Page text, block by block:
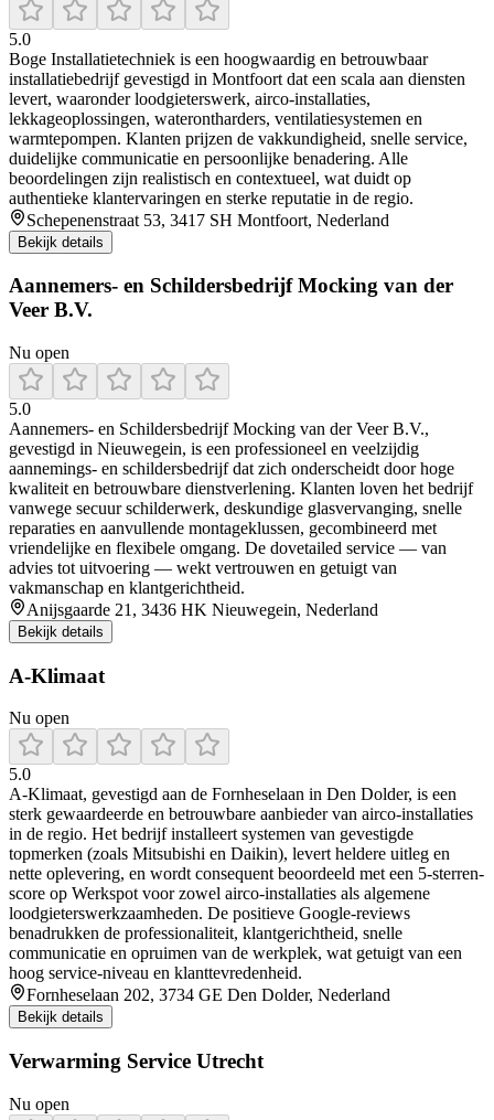
5.0
Boge Installatietechniek is een hoogwaardig en betrouwbaar
installatiebedrijf gevestigd in Montfoort dat een scala aan diensten
levert, waaronder loodgieterswerk, airco‑installaties,
lekkageoplossingen, waterontharders, ventilatiesystemen en
warmtepompen. Klanten prijzen de vakkundigheid, snelle service,
duidelijke communicatie en persoonlijke benadering. Alle
beoordelingen zijn realistisch en contextueel, wat duidt op
authentieke klantervaringen en sterke reputatie in de regio.
Schepenenstraat 53, 3417 SH Montfoort, Nederland
Bekijk details
Aannemers- en Schildersbedrijf Mocking van der
Veer B.V.
Nu open
5.0
Aannemers‑ en Schildersbedrijf Mocking van der Veer B.V.,
gevestigd in Nieuwegein, is een professioneel en veelzijdig
aannemings‑ en schildersbedrijf dat zich onderscheidt door hoge
kwaliteit en betrouwbare dienstverlening. Klanten loven het bedrijf
vanwege secuur schilderwerk, deskundige glasvervanging, snelle
reparaties en aanvullende montageklussen, gecombineerd met
vriendelijke en flexibele omgang. De dovetailed service — van
advies tot uitvoering — wekt vertrouwen en getuigt van
vakmanschap en klantgerichtheid.
Anijsgaarde 21, 3436 HK Nieuwegein, Nederland
Bekijk details
A-Klimaat
Nu open
5.0
A‑Klimaat, gevestigd aan de Fornheselaan in Den Dolder, is een
sterk gewaardeerde en betrouwbare aanbieder van airco-installaties
in de regio. Het bedrijf installeert systemen van gevestigde
topmerken (zoals Mitsubishi en Daikin), levert heldere uitleg en
nette oplevering, en wordt consequent beoordeeld met een 5‑sterren-
score op Werkspot voor zowel airco-installaties als algemene
loodgieterswerkzaamheden. De positieve Google‑reviews
benadrukken de professionaliteit, klantgerichtheid, snelle
communicatie en opruimen van de werkplek, wat getuigt van een
hoog service‑niveau en klanttevredenheid.
Fornheselaan 202, 3734 GE Den Dolder, Nederland
Bekijk details
Verwarming Service Utrecht
Nu open